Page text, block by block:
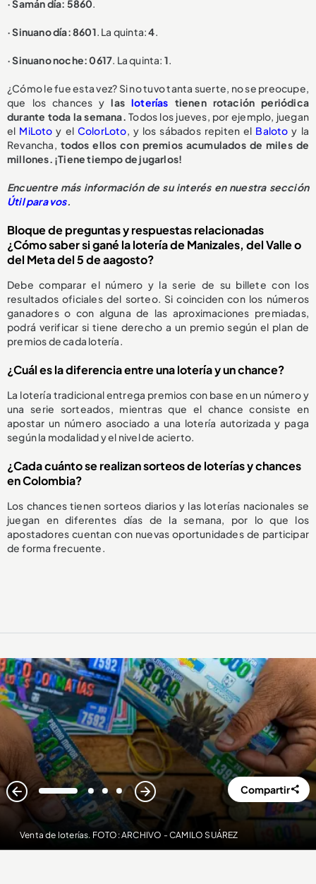
· Samán día: 5860.
· Sinuano día: 8601. La quinta:4.
· Sinuano noche: 0617. La quinta: 1.
¿Cómo le fue esta vez? Si no tuvo tanta suerte, no se preocupe,
que los chances ylasloterías tienen rotación periódica
durante toda la semana. Todos los jueves, por ejemplo, juegan
el MiLoto y el ColorLoto, y los sábados repiten el Baloto y la
Revancha, todos ellos con premios acumulados de miles de
millones. ¡Tiene tiempo de jugarlos!
Encuentre más información de su interés en nuestra sección
Útil para vos.
Bloque de preguntas y respuestas relacionadas
¿Cómo saber si gané la lotería de Manizales, del Valle o
del Meta del 5 de aagosto?
Debe comparar el número y la serie de su billete con los
resultados oficiales del sorteo. Si coinciden con los números
ganadores o con alguna de las aproximaciones premiadas,
podrá verificar si tiene derecho a un premio según el plan de
premios de cada lotería.
¿Cuál es la diferencia entre una lotería y un chance?
La lotería tradicional entrega premios con base en un número y
una serie sorteados, mientras que el chance consiste en
apostar un número asociado a una lotería autorizada y paga
según la modalidad y el nivel de acierto.
¿Cada cuánto se realizan sorteos de loterías y chances
en Colombia?
Los chances tienen sorteos diarios y las loterías nacionales se
juegan en diferentes días de la semana, por lo que los
apostadores cuentan con nuevas oportunidades de participar
de forma frecuente.
Venta de loterías. FOTO: ARCHIVO - CAMILO SUÁREZ
1 2 3 4 Compartir